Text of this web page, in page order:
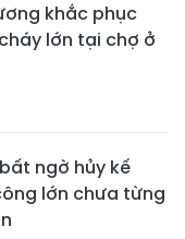
khắc phục
lớn tại chợ ở
ngờ hủy kế
lớn chưa từng